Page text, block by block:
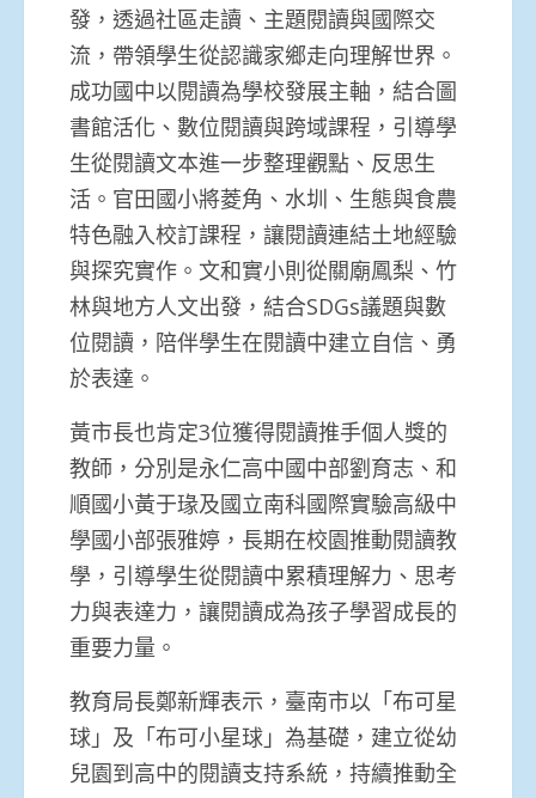
發，透過社區走讀、主題閱讀與國際交
流，帶領學生從認識家鄉走向理解世界。
成功國中以閱讀為學校發展主軸，結合圖
書館活化、數位閱讀與跨域課程，引導學
生從閱讀文本進一步整理觀點、反思生
活。官田國小將菱角、水圳、生態與食農
特色融入校訂課程，讓閱讀連結土地經驗
與探究實作。文和實小則從關廟鳳梨、竹
林與地方人文出發，結合SDGs議題與數
位閱讀，陪伴學生在閱讀中建立自信、勇
於表達。
黃市長也肯定3位獲得閱讀推手個人獎的
教師，分別是永仁高中國中部劉育志、和
順國小黃于瑑及國立南科國際實驗高級中
學國小部張雅婷，長期在校園推動閱讀教
學，引導學生從閱讀中累積理解力、思考
力與表達力，讓閱讀成為孩子學習成長的
重要力量。
教育局長鄭新輝表示，臺南市以「布可星
球」及「布可小星球」為基礎，建立從幼
兒園到高中的閱讀支持系統，持續推動全